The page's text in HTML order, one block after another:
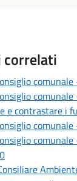
correlati
e contrastare i